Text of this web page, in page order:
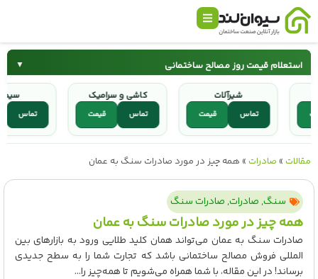
استعلام قیمت روز مصالح ساختمانی ▼
سیمان میلگرد
کاشی و سرامیک شیرآلات
کاشی و سرامیک
تماس
شیرآلات
تماس
مقالات » صادرات » همه چیز در مورد صادرات سنگ به عمان
سنگ,صادرات,صادرات سنگ
همه چیز در مورد صادرات سنگ به عمان
صادرات سنگ به عمان می‌تواند همان کلید طلایی ورود به بازارهای بین
المللی فروش مصالح ساختمانی باشد که تجارت شما را به سطح جدیدی
برساند! در این مقاله، با شما همراه می‌شویم تا همه‌چیز را...